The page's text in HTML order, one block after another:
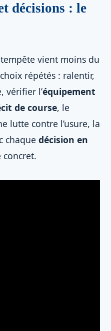
décisions : le
vient moins du
répétés : ralentir,
vérifier l’équipement
de course, le
lutte contre l’usure, la
chaque décision en
concret.